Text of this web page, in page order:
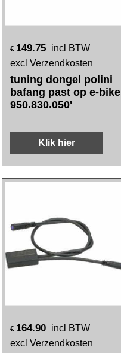
€ 149.75 incl BTW
excl Verzendkosten
tuning dongel polini
bafang past op e-bike
950.830.050'
Klik hier
€ 164.90 incl BTW
excl Verzendkosten